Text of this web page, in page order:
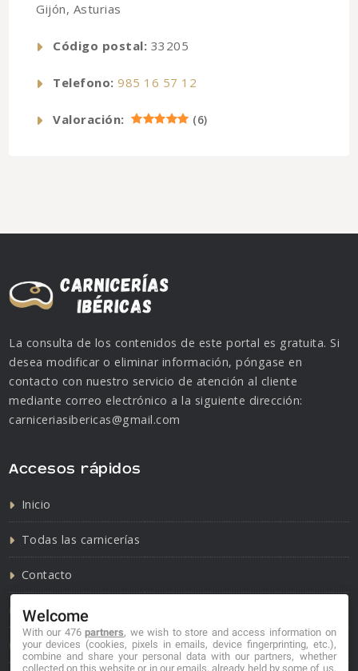
Gijón, Asturias
Código postal: 33205
Telefono: 985 16 57 12
Valoración: (6)
La consulta de los contenidos de este portal es gratuita. Si
desea modificar o eliminar información, póngase en
contacto con nuestro servicio de atención al cliente
mediante correo electrónico a la siguiente dirección:
carniceriasibericas@gmail.com
Accesos rápidos
Inicio
Todas las carnicerías
Contacto
Política de cookies
Política de privacidad
Welcome
With our 476partners, we wish to store and access information on
your devices (cookies, pixels in emails, device fingerprinting, etc.),
combine and share your personal data with our partners, whether
collected on this website or in our emails, already held by some of us,